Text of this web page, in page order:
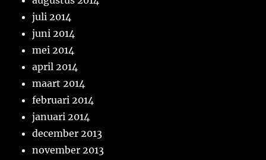
juli 2014
juni 2014
mei 2014
april 2014
maart 2014
februari 2014
januari 2014
december 2013
november 2013